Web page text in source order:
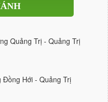
Quảng Trị - Quảng Trị
Đồng Hới - Quảng Trị